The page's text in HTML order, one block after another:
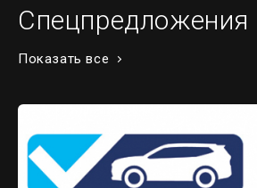
Спецпредложения
Показать все